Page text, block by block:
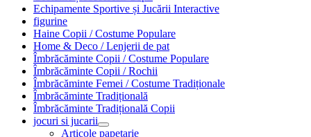
Echipamente Sportive și Jucării Interactive
figurine
Haine Copii / Costume Populare
Home & Deco / Lenjerii de pat
Îmbrăcăminte Copii / Costume Populare
Îmbrăcăminte Copii / Rochii
Îmbrăcăminte Femei / Costume Tradiționale
Îmbrăcăminte Tradițională
Îmbrăcăminte Tradițională Copii
jocuri si jucarii
Articole papetarie